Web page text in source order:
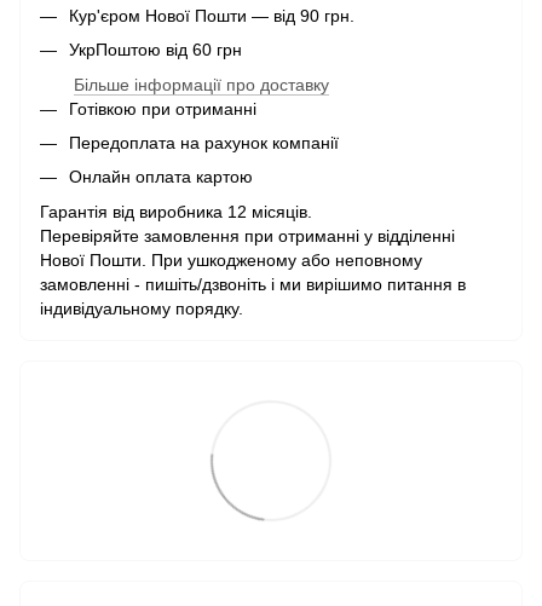
Кур'єром Нової Пошти — від 90 грн.
УкрПоштою від 60 грн
Більше інформації про доставку
Готівкою при отриманні
Передоплата на рахунок компанії
Онлайн оплата картою
Гарантія від виробника 12 місяців.
Перевіряйте замовлення при отриманні у відділенні
Нової Пошти. При ушкодженому або неповному
замовленні - пишіть/дзвоніть і ми вирішимо питання в
індивідуальному порядку.